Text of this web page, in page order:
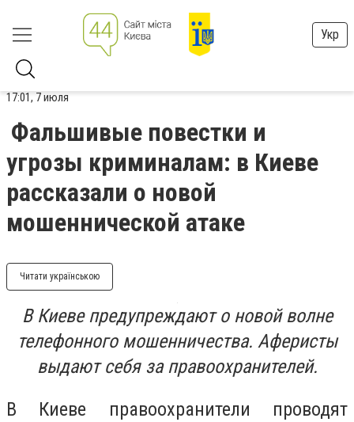
Укр
17:01, 7 июля
Фальшивые повестки и
угрозы криминалам: в Киеве
рассказали о новой
мошеннической атаке
Читати українською
В Киеве предупреждают о новой волне
телефонного мошенничества. Аферисты
выдают себя за правоохранителей.
В Киеве правоохранители проводят